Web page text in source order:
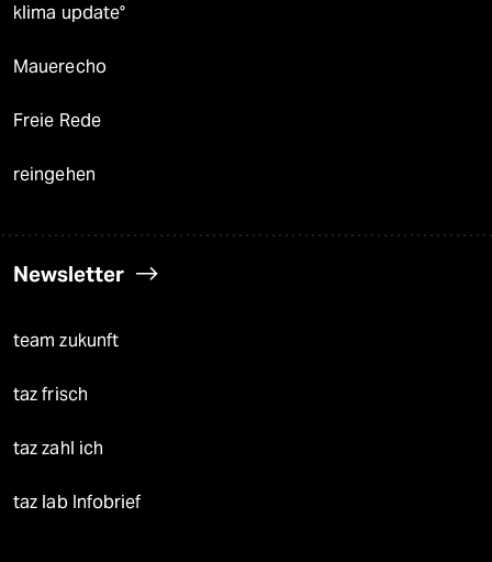
klima update°
Mauerecho
Freie Rede
reingehen
Newsletter
team zukunft
taz frisch
taz zahl ich
taz lab Infobrief